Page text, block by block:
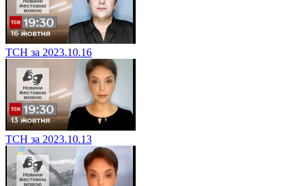
ТСН за 2023.10.16
ТСН за 2023.10.13